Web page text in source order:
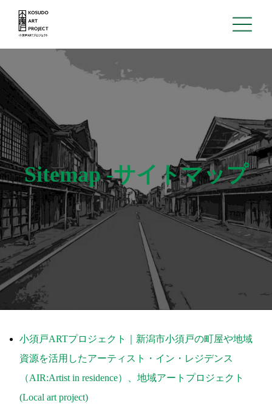
About
Open call
Machiyalabo
District
Archive
Contact
Sitemap -サイトマップ
小須戸ARTプロジェクト｜新潟市小須戸の町屋や地域
資源を活用したアーティスト・イン・レジデンス
（AIR:Artist in residence）、地域アートプロジェクト
(Local art project)